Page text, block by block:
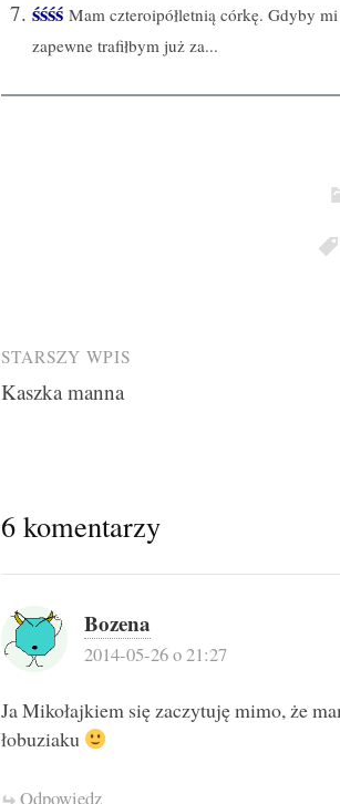
śśśś Mam czteroipółletnią córkę. Gdyby
zapewne trafiłbym już za...
Post
STARSZY WPIS
Kaszka manna
6 komentarzy
Bozena
2014-05-26 o 21:27
Ja Mikołajkiem się zaczytuję mimo, że
łobuziaku
Odpowiedz